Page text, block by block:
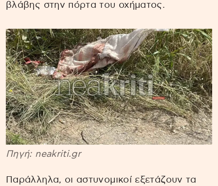
βλάβης στην πόρτα του οχήματος.
Πηγή: neakriti.gr
Παράλληλα, οι αστυνομικοί εξετάζουν τα